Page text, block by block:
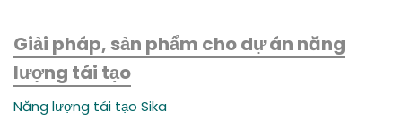
Giải pháp, sản phẩm cho dự án năng
lượng tái tạo
Năng lượng tái tạo Sika